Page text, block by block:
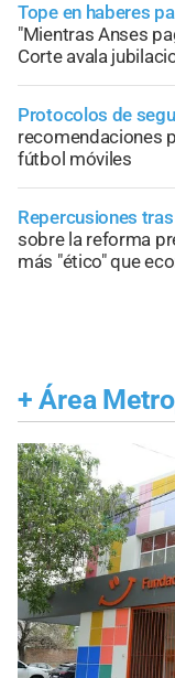
Tope en haberes
"Mientras Anses
Corte avala
Protocolos de
recomendaciones
fútbol móviles
Repercusiones
sobre la reforma
más "ético" que
+ Área